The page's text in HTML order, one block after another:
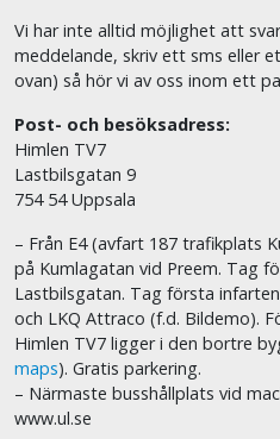
Vi har inte alltid möjlighet att
meddelande, skriv ett sms eller
ovan) så hör vi av oss inom ett
Post- och besöksadress:
Himlen TV7
Lastbilsgatan 9
754 54 Uppsala
– Från E4 (avfart 187 trafikplats
på Kumlagatan vid Preem. Tag
Lastbilsgatan. Tag första
och LKQ Attraco (f.d. Bildemo).
Himlen TV7 ligger i den bortre
maps). Gratis parkering.
– Närmaste busshållplats vid
www.ul.se